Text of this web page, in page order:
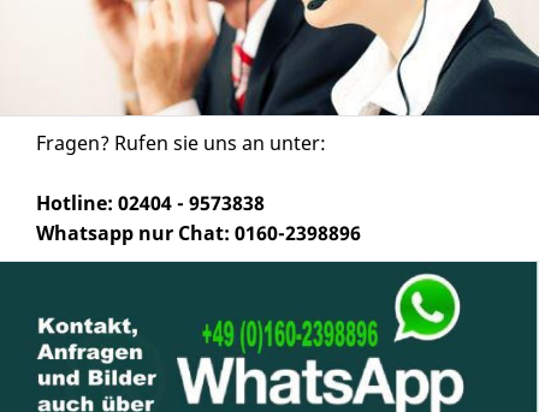
Fragen? Rufen sie uns an unter:
Hotline: 02404 - 9573838
Whatsapp nur Chat: 0160-2398896